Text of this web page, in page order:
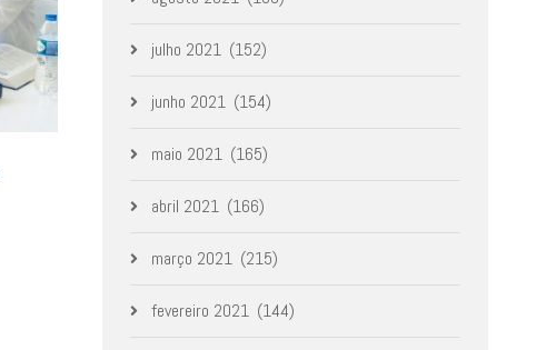
julho 2021 (152)
junho 2021 (154)
maio 2021 (165)
abril 2021 (166)
março 2021 (215)
fevereiro 2021 (144)